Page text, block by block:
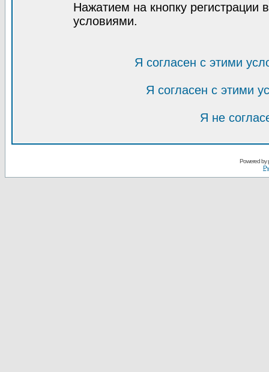
Нажатием на кнопку регистрации
условиями.
Я согласен с этими
Я согласен с этими
Я не
Powered by